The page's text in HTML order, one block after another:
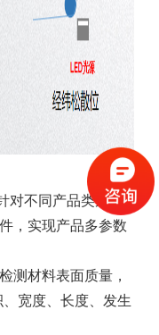
对不同产品类别检
，实现产品多参数
测材料表面质量，
宽度、长度、发生